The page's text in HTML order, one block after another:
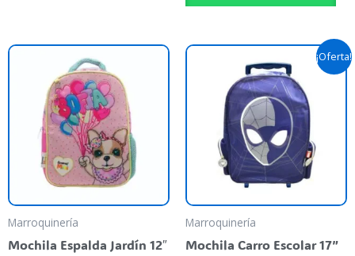
Marroquinería
Mochila Espalda Jardín 12″
¡Oferta!
Marroquinería
Mochila Carro Escolar 17”
El
precio
original
era:
$ 109.900,00.
El
precio
actual